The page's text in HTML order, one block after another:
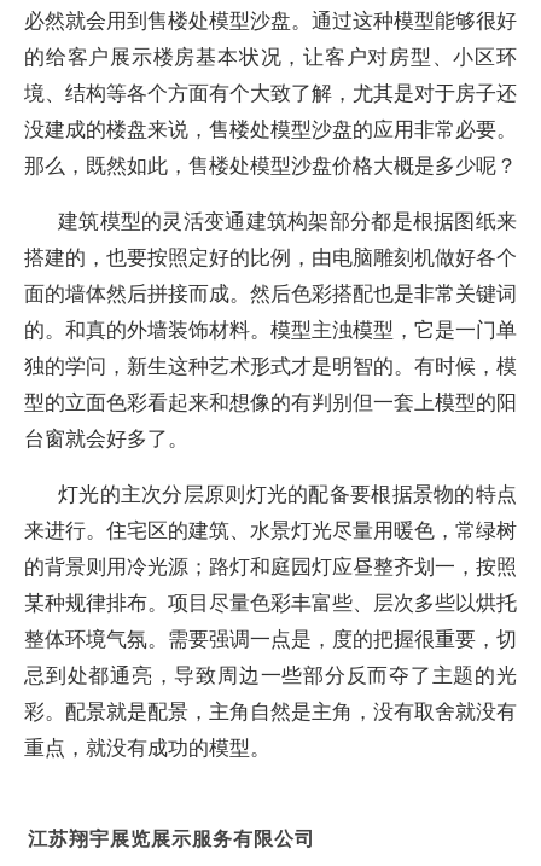
必然就会用到售楼处模型沙盘。通过这种模型能够很好
的给客户展示楼房基本状况，让客户对房型、小区环
境、结构等各个方面有个大致了解，尤其是对于房子还
没建成的楼盘来说，售楼处模型沙盘的应用非常必要。
那么，既然如此，售楼处模型沙盘价格大概是多少呢？
建筑模型的灵活变通建筑构架部分都是根据图纸来
搭建的，也要按照定好的比例，由电脑雕刻机做好各个
面的墙体然后拼接而成。然后色彩搭配也是非常关键词
的。和真的外墙装饰材料。模型主浊模型，它是一门单
独的学问，新生这种艺术形式才是明智的。有时候，模
型的立面色彩看起来和想像的有判别但一套上模型的阳
台窗就会好多了。
灯光的主次分层原则灯光的配备要根据景物的特点
来进行。住宅区的建筑、水景灯光尽量用暖色，常绿树
的背景则用冷光源；路灯和庭园灯应昼整齐划一，按照
某种规律排布。项目尽量色彩丰富些、层次多些以烘托
整体环境气氛。需要强调一点是，度的把握很重要，切
忌到处都通亮，导致周边一些部分反而夺了主题的光
彩。配景就是配景，主角自然是主角，没有取舍就没有
重点，就没有成功的模型。
江苏翔宇展览展示服务有限公司